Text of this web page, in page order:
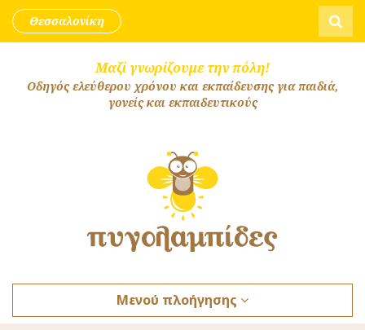
Skip to content
Θεσσαλονίκη
Μαζί γνωρίζουμε την πόλη!
Οδηγός ελεύθερου χρόνου και εκπαίδευσης για παιδιά,
γονείς και εκπαιδευτικούς
Μενού πλοήγησης